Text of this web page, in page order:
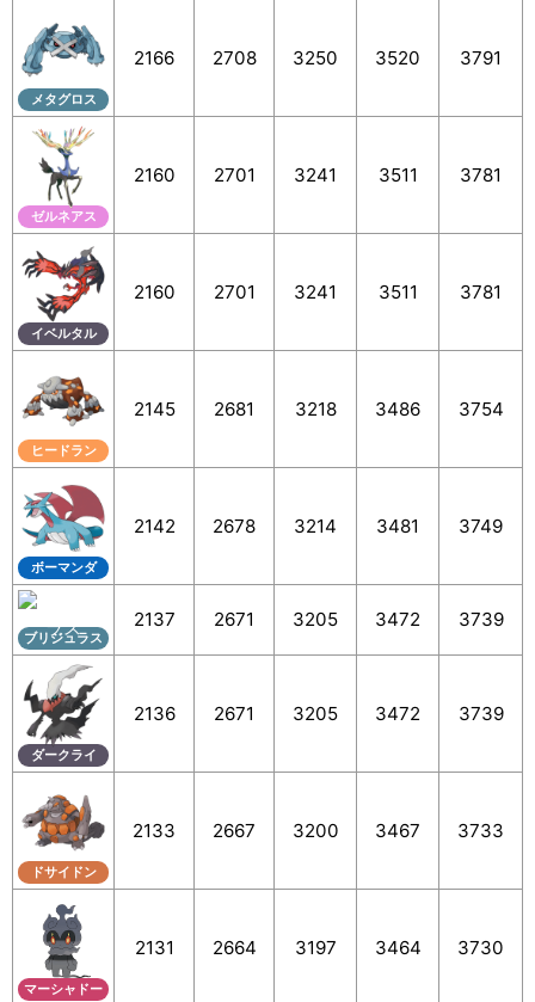
メタグロス
2166 2708 3250 3520 3791
ゼルネアス
2160 2701 3241 3511 3781
イベルタル
2160 2701 3241 3511 3781
ヒードラン
2145 2681 3218 3486 3754
ボーマンダ
2142 2678 3214 3481 3749
ブリジュラス
2137 2671 3205 3472 3739
ダークライ
2136 2671 3205 3472 3739
ドサイドン
2133 2667 3200 3467 3733
マーシャドー
2131 2664 3197 3464 3730